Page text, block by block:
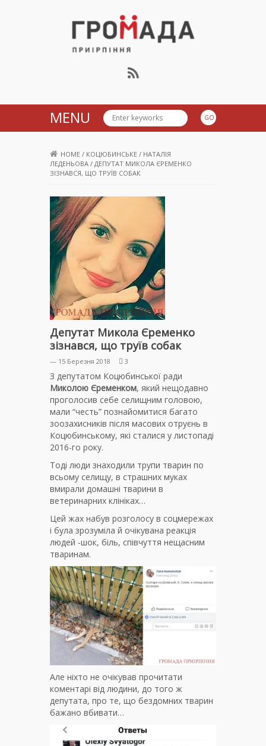
Громада Приірпіння
MENU
HOME / КОЦЮБИНСЬКЕ / НАТАЛІЯ
ЛЕДЕНЬОВА / ДЕПУТАТ МИКОЛА ЄРЕМЕНКО
ЗІЗНАВСЯ, ЩО ТРУЇВ СОБАК
Депутат Микола Єременко
зізнався, що труїв собак
— 15 Березня 2018 3
З депутатом Коцюбинської ради
Миколою Єременком, який нещодавно
проголосив себе селищним головою,
мали “честь” познайомитися багато
зоозахисників після масових отруєнь в
Коцюбинському, які сталися у листопаді
2016-го року.
Тоді люди знаходили трупи тварин по
всьому селищу, в страшних муках
вмирали домашні тварини в
ветеринарних клініках…
Цей жах набув розголосу в соцмережах
і була зрозуміла й очікувана реакція
людей -шок, біль, співчуття нещасним
тваринам.
Але ніхто не очікував прочитати
коментарі від людини, до того ж
депутата, про те, що бездомних тварин
бажано вбивати…